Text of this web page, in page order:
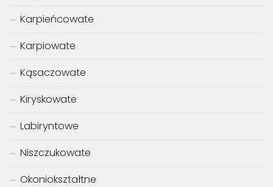
Karpieńcowate
Karpiowate
Kąsaczowate
Kiryskowate
Labiryntowe
Niszczukowate
Okoniokształtne